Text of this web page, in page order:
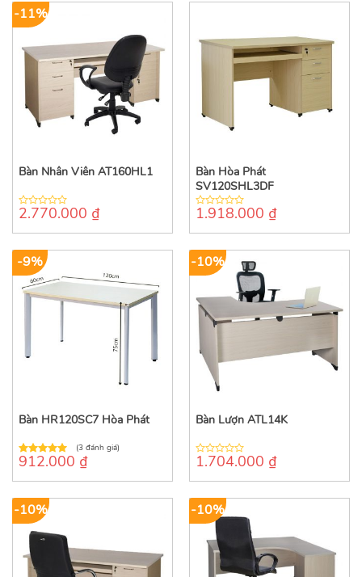
-11%
Bàn Nhân Viên AT160HL1
0
of
2.770.000 ₫
Bàn Hòa Phát
SV120SHL3DF
0
of
1.918.000 ₫
-9%
Bàn HR120SC7 Hòa Phát
5.00
out of
(3 đánh giá)
912.000 ₫
-10%
Bàn Lượn ATL14K
0
of
1.704.000 ₫
-10% -10%